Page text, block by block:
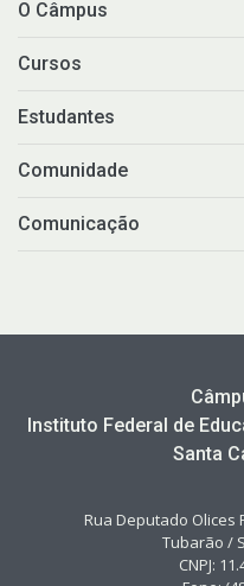
O Câmpus
Cursos
Estudantes
Comunidade
Comunicação
Instituto Federal de
Santa
Rua Deputado Olices
Tubarão /
CNPJ: